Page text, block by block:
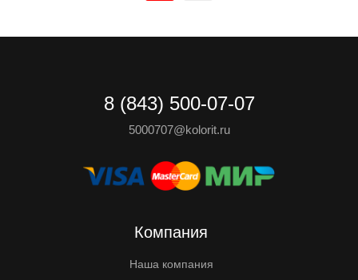
8 (843) 500-07-07
5000707@kolorit.ru
Компания
Наша компания